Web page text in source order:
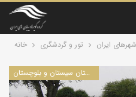
خانه تور و گردشگری شهرهای ایران
مطالب مرتبط با استان سیستان و بلوچستان